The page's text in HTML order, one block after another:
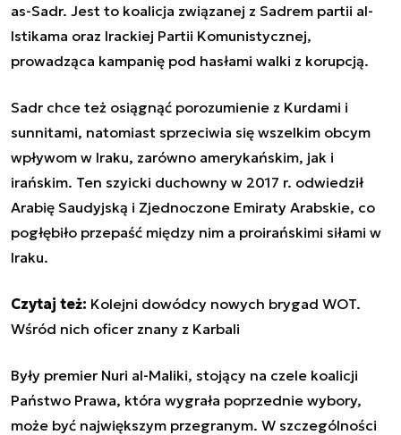
as-Sadr. Jest to koalicja związanej z Sadrem partii al-
Istikama oraz Irackiej Partii Komunistycznej,
prowadząca kampanię pod hasłami walki z korupcją.
Sadr chce też osiągnąć porozumienie z Kurdami i
sunnitami, natomiast sprzeciwia się wszelkim obcym
wpływom w Iraku, zarówno amerykańskim, jak i
irańskim. Ten szyicki duchowny w 2017 r. odwiedził
Arabię Saudyjską i Zjednoczone Emiraty Arabskie, co
pogłębiło przepaść między nim a proirańskimi siłami w
Iraku.
Czytaj też: Kolejni dowódcy nowych brygad WOT.
Wśród nich oficer znany z Karbali
Były premier Nuri al-Maliki, stojący na czele koalicji
Państwo Prawa, która wygrała poprzednie wybory,
może być największym przegranym. W szczególności